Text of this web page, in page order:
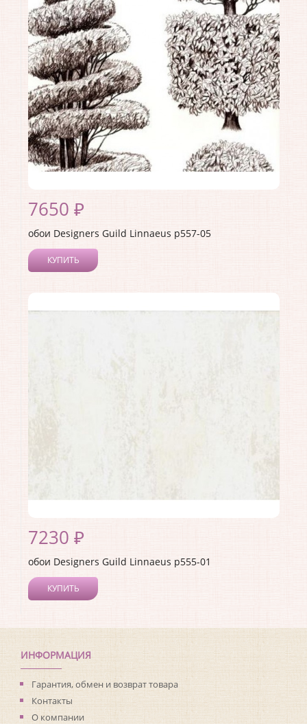
Материал покрытия:
Страна:Англия
Материал основы:Флизелин
Раппорт:61
7650 ₽
обои Designers Guild Linnaeus p557-05
КУПИТЬ
Коллекция:
Linnaeus
Длина рулона:10
7230 ₽
обои Designers Guild Linnaeus p555-01
КУПИТЬ
Длина рулона:
Ширина рулона: 0.52
Материал покрытия:Акриловое
Страна:Англия
Материал основы:
Флизелин
Раппорт:61
ИНФОРМАЦИЯ
Гарантия, обмен и возврат товара
Контакты
О компании